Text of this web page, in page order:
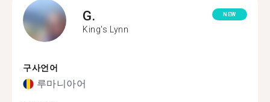
G.
King's Lynn
NEW
구사언어
루마니아어